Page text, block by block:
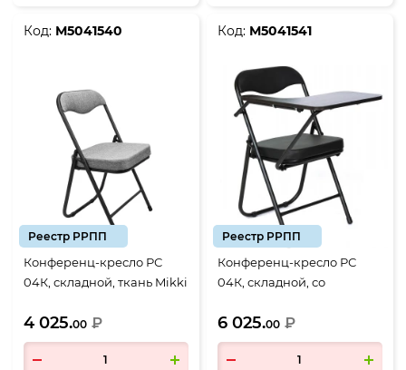
Код: М5041540
Реестр РРПП
Конференц-кресло РС
04К, складной, ткань Mikki
черный РС04К-957-
01литье_МШК (РС
01.00.04К)
4 025.00 ₽
Код: М5041541
Реестр РРПП
Конференц-кресло РС
04К, складной, со
литье (РС 01.00.04)
6 025.00 ₽